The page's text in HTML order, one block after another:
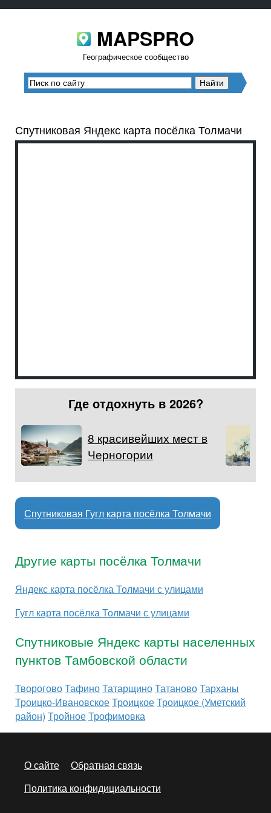
MAPSPRO
Географическое сообщество
Спутниковая Яндекс карта посёлка Толмачи
Где отдохнуть в 2026?
8 красивейших мест в
Черногории
Спутниковая Гугл карта посёлка Толмачи
Другие карты посёлка Толмачи
Яндекс карта посёлка Толмачи с улицами
Гугл карта посёлка Толмачи с улицами
Спутниковые Яндекс карты населенных
пунктов Тамбовской области
ТвороговоТафиноТатарщиноТатановоТарханы
Троицко-ИвановскоеТроицкоеТроицкое (Уметский
район) ТройноеТрофимовка
О сайте
Обратная связь
Политика конфидициальности